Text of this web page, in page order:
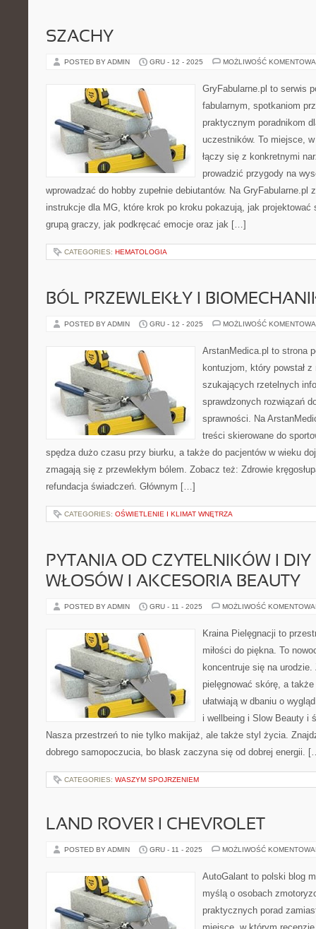
SZACHY
POSTED BY ADMIN GRU - 12 - 2025 MOŻLIWOŚĆ
GryFabularne.pl to serwis
fabularnym, spotkaniom
praktycznym poradnikom
uczestników. To miejsce,
łączy się z konkretnymi
prowadzić przygody na
wprowadzać do hobby zupełnie debiutantów. Na GryFabularne.pl
instrukcje dla MG, które krok po kroku pokazują, jak
grupą graczy, jak podkręcać emocje oraz jak […]
CATEGORIES: HEMATOLOGIA
BÓL PRZEWLEKŁY I
POSTED BY ADMIN GRU - 12 - 2025 MOŻLIWOŚĆ
ArstanMedica.pl to strona
kontuzjom, który powstał
szukających rzetelnych
sprawdzonych rozwiązań
sprawności. Na
treści skierowane do
spędza dużo czasu przy biurku, a także do pacjentów w wieku
zmagają się z przewlekłym bólem. Zobacz też: Zdrowie
refundacja świadczeń. Głównym […]
CATEGORIES: OŚWIETLENIE I KLIMAT WNĘTRZA
PYTANIA OD CZYTELNIKÓW I
WŁOSÓW I AKCESORIA BEAUTY
POSTED BY ADMIN GRU - 11 - 2025 MOŻLIWOŚĆ
Kraina Pielęgnacji to
miłości do piękna. To
koncentruje się na
pielęgnować skórę, a
ułatwiają w dbaniu o
i wellbeing i Slow Beauty i
Nasza przestrzeń to nie tylko makijaż, ale także styl życia.
dobrego samopoczucia, bo blask zaczyna się od dobrej energii.
CATEGORIES: WASZYM SPOJRZENIEM
LAND ROVER I CHEVROLET
POSTED BY ADMIN GRU - 11 - 2025 MOŻLIWOŚĆ
AutoGalant to polski blog
myślą o osobach
praktycznych porad